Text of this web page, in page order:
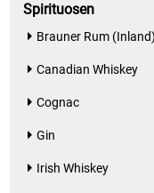
Spirituosen
Brauner Rum (Inland)
Canadian Whiskey
Cognac
Gin
Irish Whiskey